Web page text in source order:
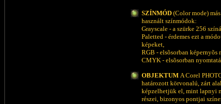
SZÍNMÓD (Color mode)
használt színmódok:
Grayscale - a szürke 256
Paletted - érdemes ezt a
képeket,
RGB - elsõsorban képernyõs
CMYK - elsõsorban
OBJEKTUM A Corel
határozott körvonalú, zárt
képzelhetjük el, mint lapnyi
részei, bizonyos pontjai